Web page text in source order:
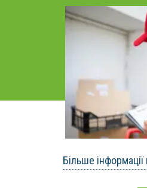
Більше